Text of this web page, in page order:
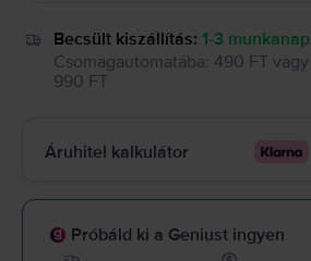
Becsült kiszállítás: 1-3 munkanap
Csomagautomatába: 490 FT vagy
990 FT
Áruhitel kalkulátor
Próbáld ki a Geniust ingyen